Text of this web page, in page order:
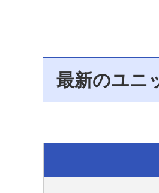
最新のユニ